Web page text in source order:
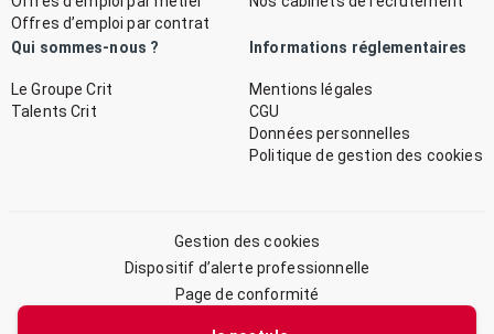
Offres d’emploi par contrat
Qui sommes-nous ?
Le Groupe Crit
Talents Crit
Informations réglementaires
Mentions légales
CGU
Données personnelles
Politique de gestion des cookies
Gestion des cookies
Dispositif d’alerte professionnelle
Page de conformité